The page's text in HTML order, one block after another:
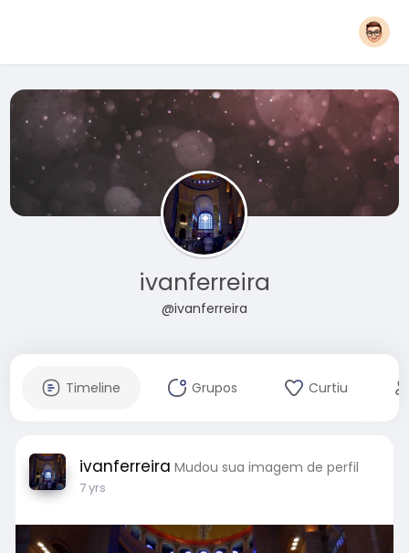
ivanferreira
@ivanferreira
Timeline Grupos Curtiu
ivanferreira Mudou sua imagem de perfil
7 yrs